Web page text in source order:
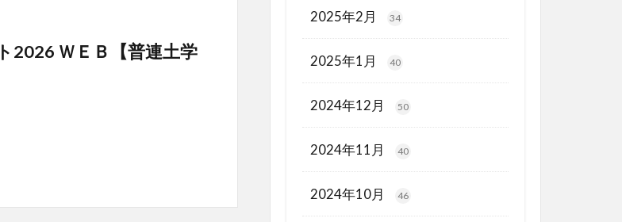
2026 ＷＥＢ【普連土学
2025年2月 34
2025年1月 40
2024年12月 50
2024年11月 40
2024年10月 46